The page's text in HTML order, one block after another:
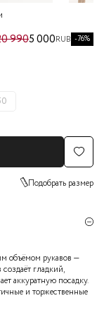
9905 000RUB -76%
Подобрать размер
объёмом рукавов —
гладкий,
аккуратную посадку.
и торжественные